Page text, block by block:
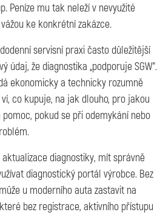
Peníze mu tak neleží v nevyužité
ke konkrétní zakázce.
servisní praxi často důležitější
údaj, že diagnostika „podporuje SGW“.
ekonomicky a technicky rozumně
co kupuje, na jak dlouho, pro jakou
pokud se při odemykání nebo
diagnostiky, mít správně
diagnostický portál výrobce. Bez
u moderního auta zastavit na
bez registrace, aktivního přístupu